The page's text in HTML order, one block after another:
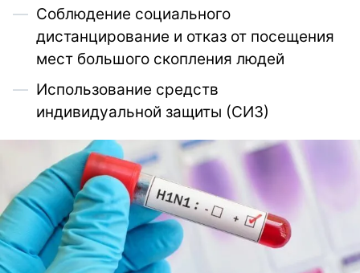
Соблюдение социального
дистанцирование и отказ от посещения
мест большого скопления людей
Использование средств
индивидуальной защиты (СИЗ)